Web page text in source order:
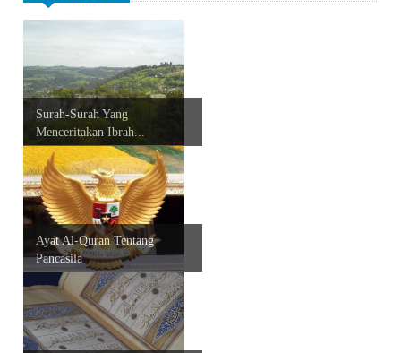
Surah-Surah Yang
Menceritakan Ibrah...
Ayat Al-Quran Tentang
Pancasila